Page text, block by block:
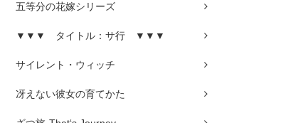
五等分の花嫁シリーズ
▼▼▼ タイトル：サ行 ▼▼▼
サイレント・ウィッチ
冴えない彼女の育てかた